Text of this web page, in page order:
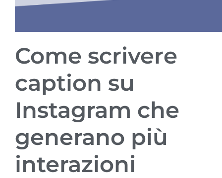
Come scrivere
caption su
Instagram che
generano più
interazioni